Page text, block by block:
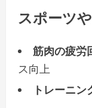
スポーツ
筋肉の疲労
ス向上
トレーニン